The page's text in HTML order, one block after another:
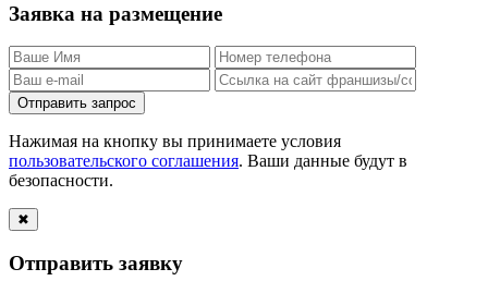
Заявка на размещение
Отправить запрос
Нажимая на кнопку вы принимаете условия
пользовательского соглашения. Ваши данные будут в
безопасности.
✖
Отправить заявку